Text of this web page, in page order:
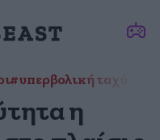
#υπερβολική ταχύτητα
η